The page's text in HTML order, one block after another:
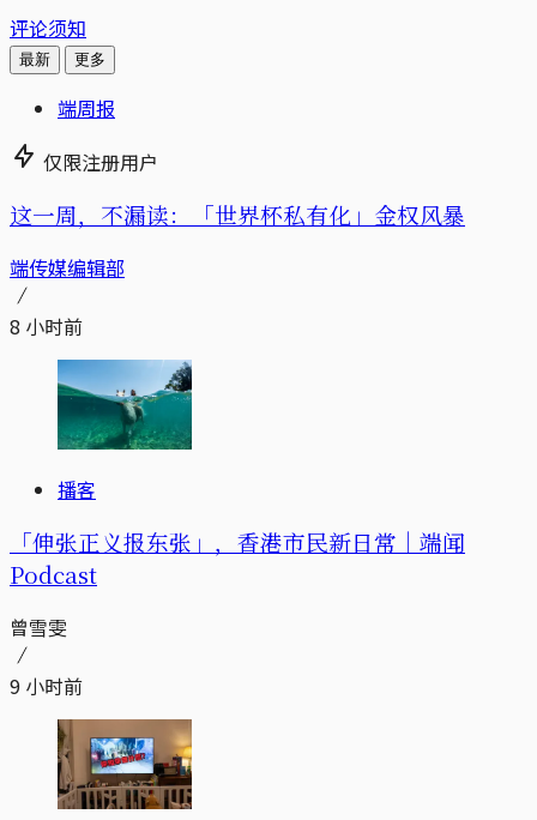
评论须知
最新 更多
端周报
仅限注册用户
这一周，不漏读：「世界杯私有化」金权风暴
端传媒编辑部
8 小时前
播客
「伸张正义报东张」，香港市民新日常｜端闻
Podcast
曾雪雯
9 小时前